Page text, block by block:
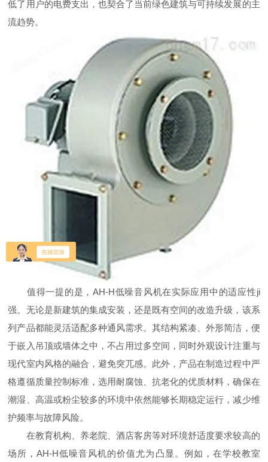
低了用户的电费支出，也契合了当前绿色建筑与可持续发展的主
流趋势。
值得一提的是，AH-H低噪音风机在实际应用中的适应性ji
强。无论是新建筑的集成安装，还是既有空间的改造升级，该系
列产品都能灵活适配多种通风需求。其结构紧凑、外形简洁，便
于嵌入吊顶或墙体之中，不占用过多空间，同时外观设计注重与
现代室内风格的融合，避免突兀感。此外，产品在制造过程中严
格遵循质量控制标准，选用耐腐蚀、抗老化的优质材料，确保在
潮湿、高温或粉尘较多的环境中依然能够长期稳定运行，减少维
护频率与故障风险。
在教育机构、养老院、酒店客房等对环境舒适度要求较高的
场所，AH-H低噪音风机的价值尤为凸显。例如，在学校教室